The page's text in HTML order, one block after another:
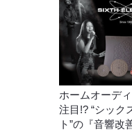
ホームオーデ
注目!? “シック
ト”の『音響改